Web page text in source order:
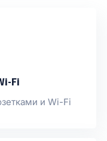
Fi
и Wi-Fi